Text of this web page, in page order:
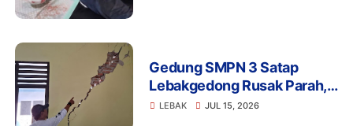
Gedung SMPN 3 Satap
Lebakgedong Rusak Parah,
Warga: Jangan Tunggu
LEBAK JUL 15, 2026